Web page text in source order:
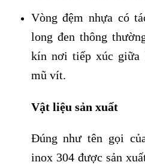
Vòng đệm nhựa có
long đen thông
kín nơi tiếp xúc giữa
mũ vít.
Vật liệu sản xuất
Đúng như tên gọi
inox 304 được sản